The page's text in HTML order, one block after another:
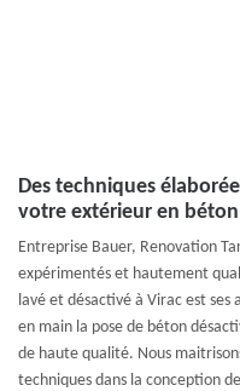
Des techniques
votre extérieur en
Entreprise Bauer, Renovation
expérimentés et hautement
lavé et désactivé à Virac est
en main la pose de béton
de haute qualité. Nous
techniques dans la conception